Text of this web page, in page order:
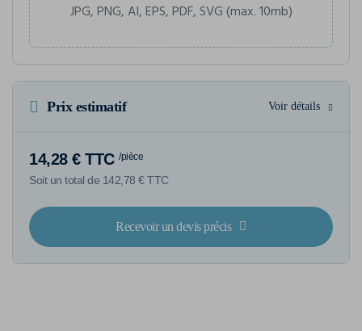
JPG, PNG, AI, EPS, PDF, SVG (max. 10mb)
Prix estimatif Voir détails
14,28 € TTC /pièce
Soit un total de 142,78 € TTC
Recevoir un devis précis